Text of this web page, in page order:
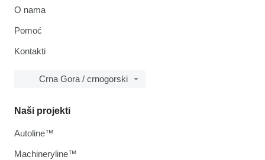
O nama
Pomoć
Kontakti
Crna Gora / crnogorski
Naši projekti
Autoline™
Machineryline™